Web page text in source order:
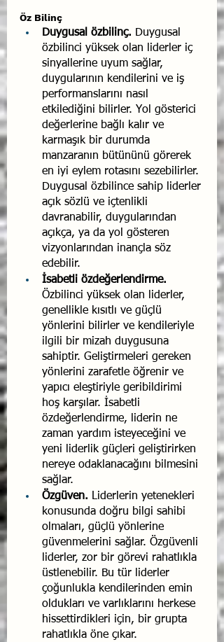
Öz Bilinç
Duygusal özbilinç. Duygusal
özbilinci yüksek olan liderler iç
sinyallerine uyum sağlar,
duygularının kendilerini ve iş
per­formanslarını nasıl
etkilediğini bilirler. Yol gösterici
değer­lerine bağlı kalır ve
karmaşık bir durumda
manzaranın bü­tününü görerek
en iyi eylem rotasını sezebilirler.
Duygusal özbilince sahip liderler
açık sözlü ve içtenlikli
davranabilir, duygularından
açıkça, ya da yol gösteren
vizyonlarından inançla söz
edebilir.
İsabetli özdeğerlendirme.
Özbilinci yüksek olan liderler,
genellikle kısıtlı ve güçlü
yönlerini bilirler ve kendileriyle
ilgili bir mizah duygusuna
sahiptir. Geliştirmeleri gereken
yönlerini zarafetle öğrenir ve
yapıcı eleştiriyle geribildirimi
hoş karşılar. İsabetli
özdeğerlendirme, liderin ne
zaman yardım isteyeceğini ve
yeni liderlik güçleri geliştirirken
ne­reye odaklanacağını bilmesini
sağlar.
Özgüven. Liderlerin yetenekleri
konusunda doğru bilgi sahi­bi
olmaları, güçlü yönlerine
güvenmelerini sağlar. Özgüven­li
liderler, zor bir görevi rahatlıkla
üstlenebilir. Bu tür li­derler
çoğunlukla kendilerinden emin
oldukları ve varlıkla­rını herkese
hissettirdikleri için, bir grupta
rahatlıkla öne çı­kar.